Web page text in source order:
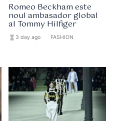
Romeo Beckham este
noul ambasador global
al Tommy Hilfiger
hourglass_full 3 day ago FASHION